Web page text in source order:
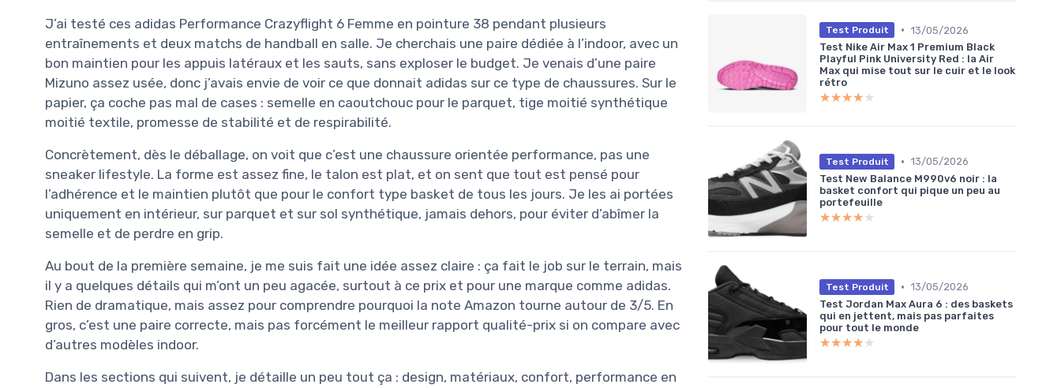
J’ai testé ces adidas Performance Crazyflight 6 Femme en pointure 38 pendant plusieurs
entraînements et deux matchs de handball en salle. Je cherchais une paire dédiée à l’indoor, avec un
bon maintien pour les appuis latéraux et les sauts, sans exploser le budget. Je venais d’une paire
Mizuno assez usée, donc j’avais envie de voir ce que donnait adidas sur ce type de chaussures. Sur le
papier, ça coche pas mal de cases : semelle en caoutchouc pour le parquet, tige moitié synthétique
moitié textile, promesse de stabilité et de respirabilité.
Concrètement, dès le déballage, on voit que c’est une chaussure orientée performance, pas une
sneaker lifestyle. La forme est assez fine, le talon est plat, et on sent que tout est pensé pour
l’adhérence et le maintien plutôt que pour le confort type basket de tous les jours. Je les ai portées
uniquement en intérieur, sur parquet et sur sol synthétique, jamais dehors, pour éviter d’abîmer la
semelle et de perdre en grip.
Au bout de la première semaine, je me suis fait une idée assez claire : ça fait le job sur le terrain, mais
il y a quelques détails qui m’ont un peu agacée, surtout à ce prix et pour une marque comme adidas.
Rien de dramatique, mais assez pour comprendre pourquoi la note Amazon tourne autour de 3/5. En
gros, c’est une paire correcte, mais pas forcément le meilleur rapport qualité-prix si on compare avec
d’autres modèles indoor.
Dans les sections qui suivent, je détaille un peu tout ça : design, matériaux, confort, performance en
Test Produit • 13/05/2026
Test Nike Air Max 1 Premium Black
Playful Pink University Red : la Air
Max qui mise tout sur le cuir et le look
rétro
★★★★★
★★★★★
Test Produit • 13/05/2026
Test New Balance M990v6 noir : la
basket confort qui pique un peu au
portefeuille
★★★★★
★★★★★
Test Produit • 13/05/2026
Test Jordan Max Aura 6 : des baskets
qui en jettent, mais pas parfaites
pour tout le monde
★★★★★
★★★★★